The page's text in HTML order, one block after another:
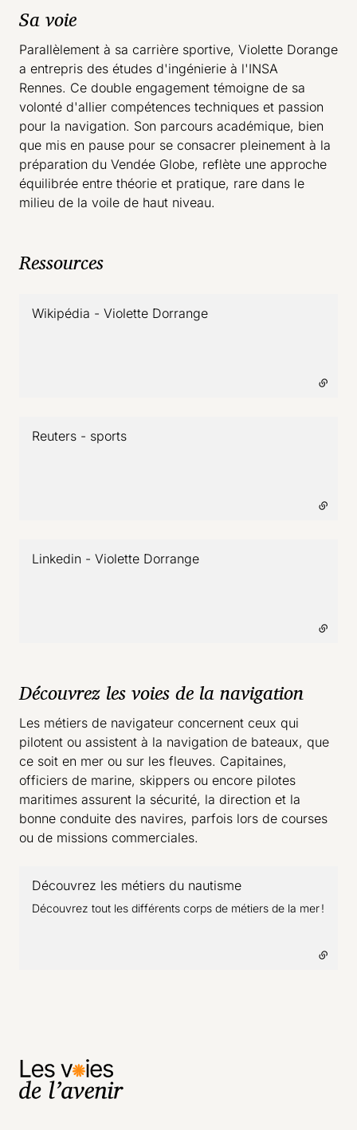
Sa voie
Parallèlement à sa carrière sportive, Violette Dorange
a entrepris des études d'ingénierie à l'INSA
Rennes. Ce double engagement témoigne de sa
volonté d'allier compétences techniques et passion
pour la navigation. Son parcours académique, bien
que mis en pause pour se consacrer pleinement à la
préparation du Vendée Globe, reflète une approche
équilibrée entre théorie et pratique, rare dans le
milieu de la voile de haut niveau.​
Ressources
Wikipédia - Violette Dorrange
Reuters - sports
Linkedin - Violette Dorrange
Découvrez les voies de la navigation
Les métiers de navigateur concernent ceux qui
pilotent ou assistent à la navigation de bateaux, que
ce soit en mer ou sur les fleuves. Capitaines,
officiers de marine, skippers ou encore pilotes
maritimes assurent la sécurité, la direction et la
bonne conduite des navires, parfois lors de courses
ou de missions commerciales.
Découvrez les métiers du nautisme
Découvrez tout les différents corps de métiers de la mer !